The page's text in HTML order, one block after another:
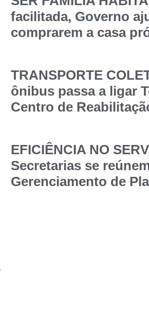
facilitada, Governo
comprarem a casa
TRANSPORTE
ônibus passa a ligar
Centro de
EFICIÊNCIA NO
Secretarias se
Gerenciamento de